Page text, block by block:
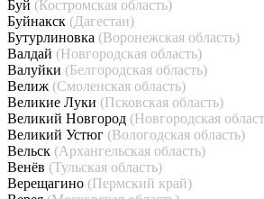
Буй (Костромская область)
Буйнакск (Дагестан)
Бутурлиновка (Воронежская область)
Валдай (Новгородская область)
Валуйки (Белгородская область)
Велиж (Смоленская область)
Великие Луки (Псковская область)
Великий Новгород (Новгородская
Великий Устюг (Вологодская область)
Вельск (Архангельская область)
Венёв (Тульская область)
Верещагино (Пермский край)